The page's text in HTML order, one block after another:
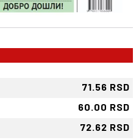
71.56 RSD
60.00 RSD
72.62 RSD